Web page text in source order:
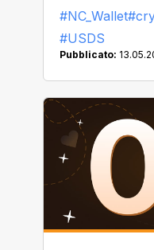
dalla propria
#NC_Wallet
#USDS
Pubblicato: